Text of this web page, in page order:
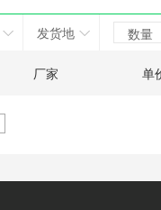
发货地 数量
厂家 单